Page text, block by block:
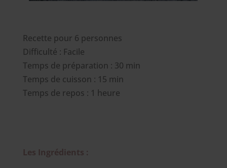
Recette pour 6 personnes
Difficulté : Facile
Temps de préparation : 30 min
Temps de cuisson : 15 min
Temps de repos : 1 heure
Les Ingrédients :